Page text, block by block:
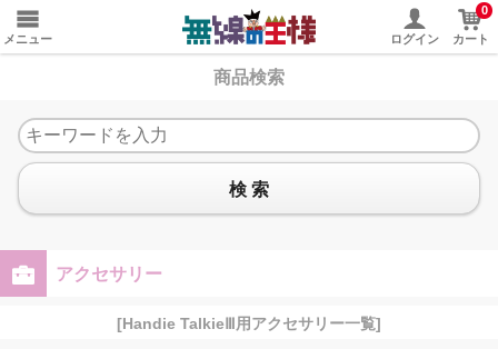
メニュー ログイン
0
カート
商品検索
検 索
アクセサリー
[Handie TalkieⅢ用アクセサリー一覧]